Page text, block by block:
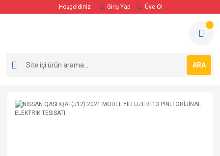
Hoşgeldiniz Giriş Yap Üye Ol
ARA